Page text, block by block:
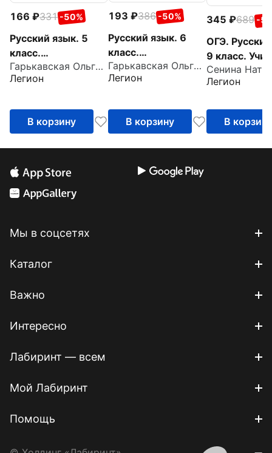
166 331 -50%
Русский язык. 5
класс.
Орфографический
тренинг
Гарькавская Ольга Геннадьевна
Легион
В корзину
193 386 -50%
Русский язык. 6
класс.
Орфография.
Практикум
Гарькавская Ольга Геннадьевна
Легион
В корзину
345 689 -
ОГЭ.
9 класс.
писать
Задание
Легион
В корзину
Мы в соцсетях
Каталог
Важно
Интересно
Лабиринт — всем
Мой Лабиринт
Помощь